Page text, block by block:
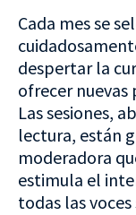
Cada mes se
despertar la
ofrecer
Las sesiones,
lectura, están
moderadora
estimula el
todas las voces